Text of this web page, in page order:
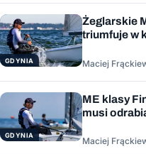
GDYNIA
Żeglarskie
triumfuje w
Maciej
GDYNIA
ME klasy
musi
Maciej